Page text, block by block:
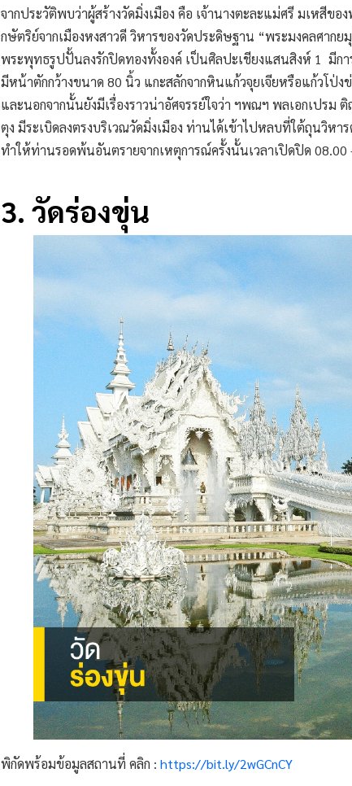
จากประวัติพบว่าผู้สร้างวัดมิ่งเมือง คือ เจ้านางตะละแม่ศรี มเหสีข
กษัตริย์จากเมืองหงสาวดี วิหารของวัดประดิษฐาน “พระมงคลศาก
พระพุทธรูปปั้นลงรักปิดทองทั้งองค์ เป็นศิลปะเชียงแสนสิงห์ 1 มีก
มีหน้าตักกว้างขนาด 80 นิ้ว แกะสลักจากหินแก้วจุยเจียหรือแก้วโป่
และนอกจากนั้นยังมีเรื่องราวน่าอัศจรรย์ใจว่า ฯพณฯ พลเอกเปร
ตุง มีระเบิดลงตรงบริเวณวัดมิ่งเมือง ท่านได้เข้าไปหลบที่ใต้ถุนวิหา
ทำให้ท่านรอดพ้นอันตรายจากเหตุการณ์ครั้งนั้นเวลาเปิดปิด 08.00
3. วัดร่องขุ่น
พิกัดพร้อมข้อมูลสถานที่ คลิก : https://bit.ly/2wGCnCY